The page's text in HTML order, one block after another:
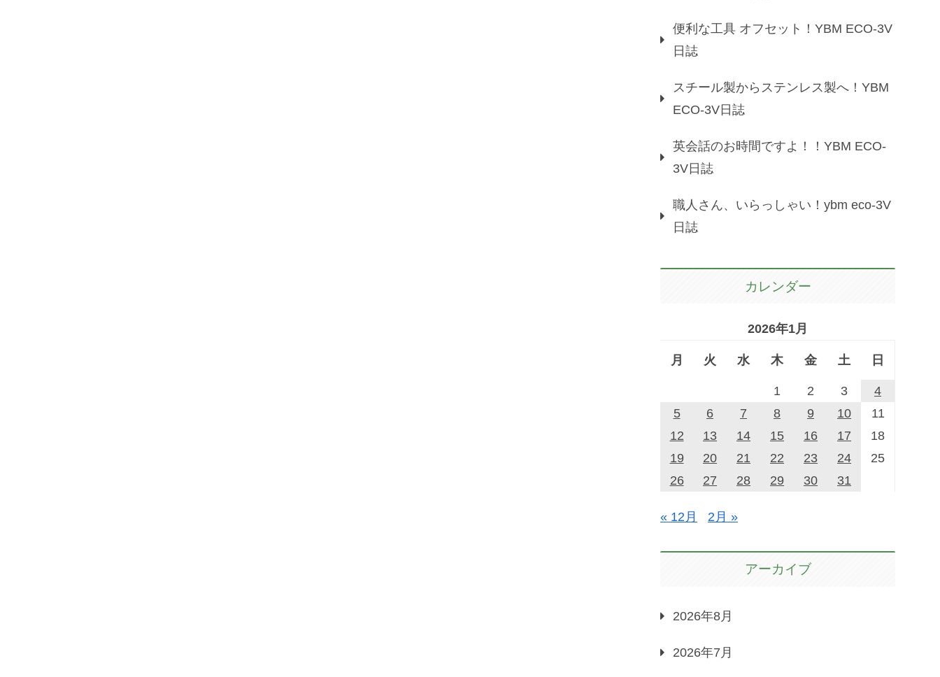
便利な工具 オフセット！YBM ECO-3V
日誌
スチール製からステンレス製へ！YBM
ECO-3V日誌
英会話のお時間ですよ！！YBM ECO-
3V日誌
職人さん、いらっしゃい！ybm eco-3V
日誌
カレンダー
2026年1月
月 火 水 木 金 土 日
1 2 3
4
5
6 7 8 9 10
11
12
13 14 15 16 17
18
19
20 21 22 23 24
25
26
27 28 29 30 31
« 12月 2月 »
アーカイブ
2026年8月
2026年7月